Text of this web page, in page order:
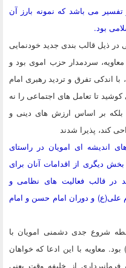
تفسیر می باشد که نمونه بارز آن
بود.
ذیل قالب بندی جدید خودنمایی
سردمدار حزب اموی بود و
با اندکی تفرق و تردید رهبری امام
تا تعامل های اجتماعی را نه
بلکه بر اساس ارزش های دینی و
کند، پذیرا شدند
اندیشه ای امویان در راستای
دیگری از اقدامات آنان برای
در قالب فعالیت های نظامی و
علی(ع) و دوران امام حسن و امام
شروع جدی دشمنی امویان با
معاویه با این ادعا که خواهان
از خلیفه وقت یعنی